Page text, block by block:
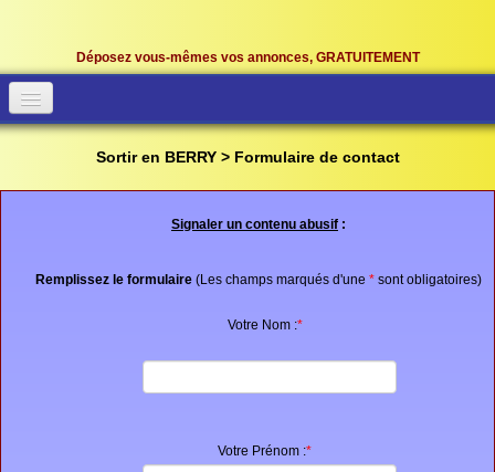
Déposez vous-mêmes vos annonces, GRATUITEMENT
Sortir en BERRY > Formulaire de contact
Signaler un contenu abusif :
Remplissez le formulaire (Les champs marqués d'une * sont obligatoires)
Votre Nom :*
Votre Prénom :*